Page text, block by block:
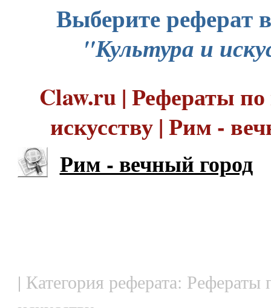
Выберите реферат
"Культура и
Claw.ru | Рефераты по
искусству | Рим -
Рим - вечный город
| Категория реферата: Рефераты